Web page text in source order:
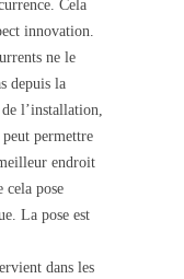
Cela
innovation.
ne le
depuis la
l’installation,
permettre
endroit
cela pose
La pose est
dans les